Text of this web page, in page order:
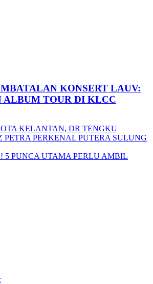
KONSERT LAUV:
ALBUM TOUR DI KLCC
KELANTAN, DR TENGKU
PERKENAL PUTERA SULUNG
PUNCA UTAMA PERLU AMBIL